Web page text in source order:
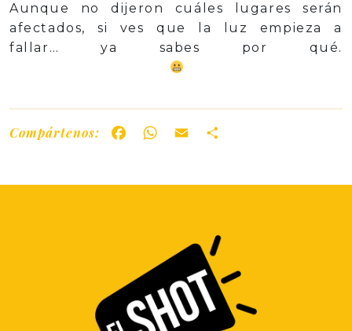
Aunque no dijeron cuáles lugares serán
afectados, si ves que la luz empieza a
fallar… ya sabes por qué.
Compártenos: FacebookWhatsApp
Email